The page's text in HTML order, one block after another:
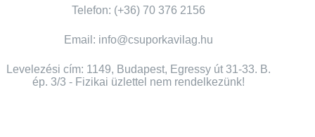
Telefon: (+36) 70 376 2156
Email: info@csuporkavilag.hu
Levelezési cím: 1149, Budapest, Egressy út 31-33. B.
ép. 3/3 - Fizikai üzlettel nem rendelkezünk!